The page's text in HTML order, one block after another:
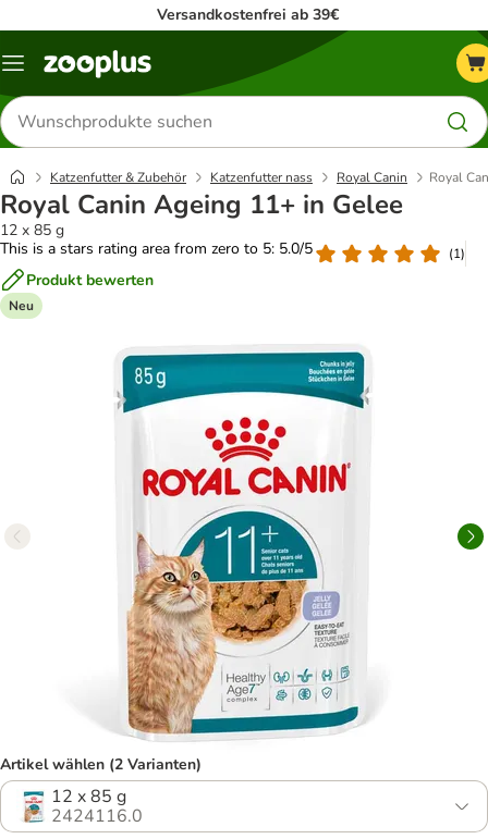
Versandkostenfrei ab 39€
Menü
Produkte
suchen
Katzenfutter & Zubehör Katzenfutter nass Royal Canin Royal
Royal Canin Ageing 11+ in Gelee
12 x 85 g
This is a stars rating area from zero to 5: 5.0/5
(1)
Produkt bewerten
Neu
Artikel wählen (2 Varianten)
12 x 85 g
2424116.0